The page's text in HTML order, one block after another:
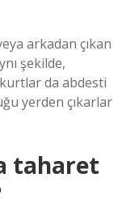
arkadan çıkan
şekilde,
da abdesti
yerden çıkarlar
taharet